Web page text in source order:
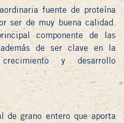
fuente de proteína
ser de muy buena calidad.
componente de las
de ser clave en la
y desarrollo
de grano entero que aporta